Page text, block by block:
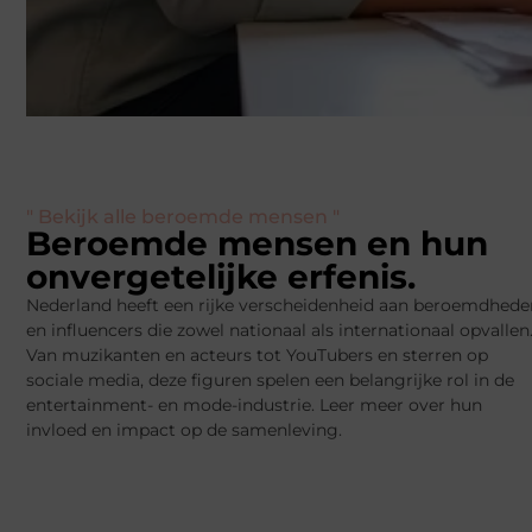
" Bekijk alle beroemde mensen "
Beroemde mensen en hun
onvergetelijke erfenis.
Nederland heeft een rijke verscheidenheid aan
en influencers die zowel nationaal als internationaal opvallen.
Van muzikanten en acteurs tot YouTubers en sterren op
sociale media, deze figuren spelen een belangrijke rol in de
entertainment- en mode-industrie. Leer meer over hun
invloed en impact op de samenleving.